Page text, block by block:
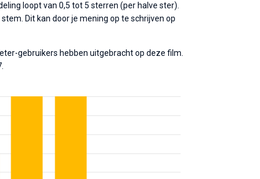
loopt van 0,5 tot 5 sterren (per halve ster).
Dit kan door je mening op te schrijven op
gebruikers hebben uitgebracht op deze film.